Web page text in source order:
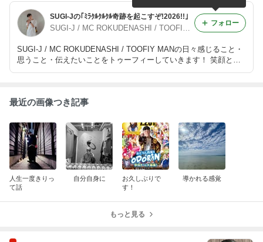
SUGI-Jの｢ﾐﾗｸﾙｸﾙｸﾙ奇跡を起こすぞ!2026!!｣
SUGI-J / MC ROKUDENASHI / TOOFIY MAN
SUGI-J / MC ROKUDENASHI / TOOFIY MANの日々感じること・
思うこと・伝えたいことをトゥーフィーしていきます！ 笑顔とハ
フォロー
最近の画像つき記事
人生一度きりっ
て話
自分自身に
お久しぶりで
す！
導かれる感覚
もっと見る